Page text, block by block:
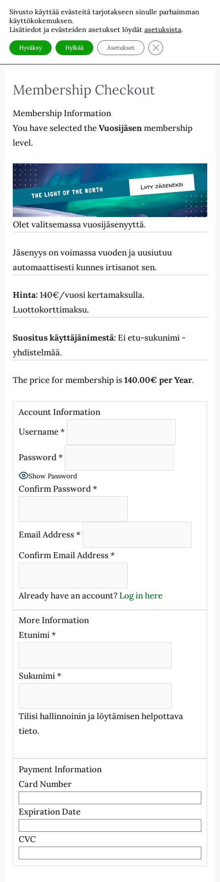
Siirry
sisältöön
The Light of The North
Kosmosuutiset ja valo-oppia sekä tekniikoita.
Membership Checkout
Membership Information
You have selected theVuosijäsenmembership
level.
Olet valitsemassa vuosijäsenyyttä.
Jäsenyys on voimassa vuoden ja uusiutuu
automaattisesti kunnes irtisanot sen.
Hinta:140€/vuosi kertamaksulla.
Luottokorttimaksu.
Suositus käyttäjänimestä: Ei etu-sukunimi -
yhdistelmää.
The price for membership is140.00€ per Year.
Account Information
Username*
Password*
Show Password
Confirm Password*
Email Address*
Confirm Email Address*
Already have an account? Log in here
More Information
Etunimi*
Sukunimi*
Tilisi hallinnoinin ja löytämisen helpottava
tieto.
Payment Information
Card Number
Expiration Date
CVC
Sivusto käyttää evästeitä tarjotakseen sinulle parhaimman
käyttökokemuksen.
Lisätiedot ja evästeiden asetukset löydät asetuksista.
Hyväksy Hylkää Asetukset Sulje evästebanneri